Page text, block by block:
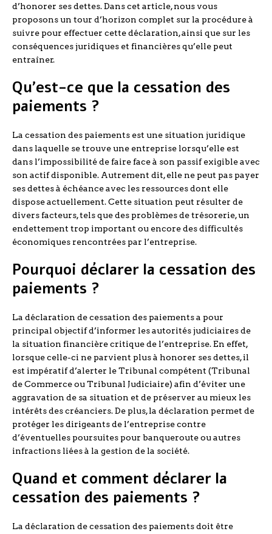
d’honorer ses dettes. Dans cet article, nous vous
proposons un tour d’horizon complet sur la procédure à
suivre pour effectuer cette déclaration, ainsi que sur les
conséquences juridiques et financières qu’elle peut
entraîner.
Qu’est-ce que la cessation des
paiements ?
La cessation des paiements est une situation juridique
dans laquelle se trouve une entreprise lorsqu’elle est
dans l’impossibilité de faire face à son passif exigible avec
son actif disponible. Autrement dit, elle ne peut pas payer
ses dettes à échéance avec les ressources dont elle
dispose actuellement. Cette situation peut résulter de
divers facteurs, tels que des problèmes de trésorerie, un
endettement trop important ou encore des difficultés
économiques rencontrées par l’entreprise.
Pourquoi déclarer la cessation des
paiements ?
La déclaration de cessation des paiements a pour
principal objectif d’informer les autorités judiciaires de
la situation financière critique de l’entreprise. En effet,
lorsque celle-ci ne parvient plus à honorer ses dettes, il
est impératif d’alerter le Tribunal compétent (Tribunal
de Commerce ou Tribunal Judiciaire) afin d’éviter une
aggravation de sa situation et de préserver au mieux les
intérêts des créanciers. De plus, la déclaration permet de
protéger les dirigeants de l’entreprise contre
d’éventuelles poursuites pour banqueroute ou autres
infractions liées à la gestion de la société.
Quand et comment déclarer la
cessation des paiements ?
La déclaration de cessation des paiements doit être